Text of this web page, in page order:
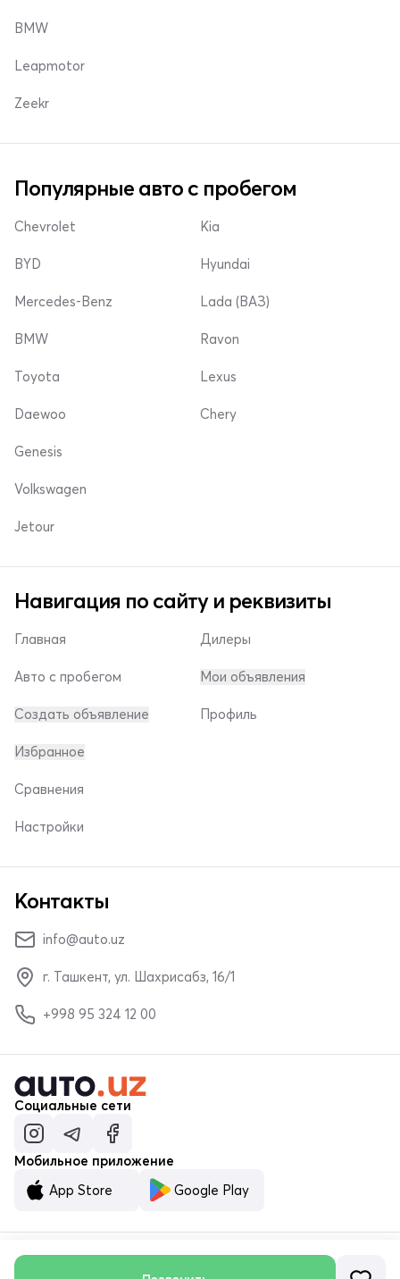
BMW
Leapmotor
Zeekr
Популярные авто с пробегом
Chevrolet
BYD
Mercedes-Benz
Kia
Hyundai
Lada (ВАЗ)
BMW
Toyota
Daewoo
Ravon
Lexus
Chery
Genesis
Volkswagen
Jetour
Навигация по сайту и реквизиты
Главная
Авто с пробегом
Создать объявление
Дилеры
Мои объявления
Профиль
Избранное
Сравнения
Настройки
Контакты
info@auto.uz
г. Ташкент, ул. Шахрисабз, 16/1
+998 95 324 12 00
Социальные сети
Мобильное приложение
App Store
Google Play